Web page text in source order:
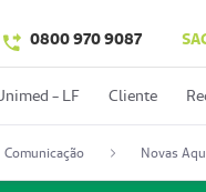
0800 970 9087
- LF Cliente
Comunicação Novas